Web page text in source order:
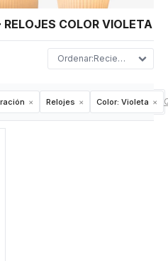
COLOR VIOLETA
Recientes
Relojes Color: Violeta